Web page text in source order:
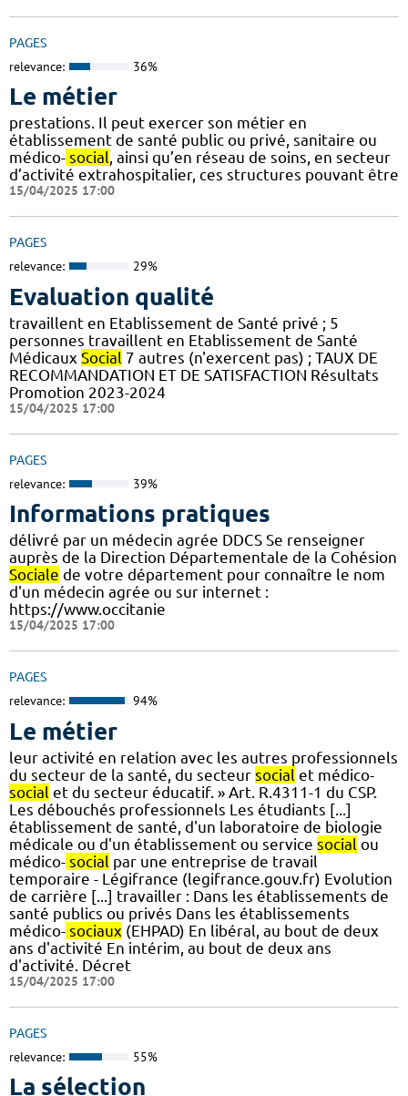
PAGES
relevance: 36%
Le métier
prestations. Il peut exercer son métier en
établissement de santé public ou privé, sanitaire ou
médico- social, ainsi qu’en réseau de soins, en secteur
d’activité extrahospitalier, ces structures pouvant être
15/04/2025 17:00
PAGES
relevance: 29%
Evaluation qualité
travaillent en Etablissement de Santé privé ; 5
personnes travaillent en Etablissement de Santé
Médicaux Social 7 autres (n'exercent pas) ; TAUX DE
RECOMMANDATION ET DE SATISFACTION Résultats
Promotion 2023-2024
15/04/2025 17:00
PAGES
relevance: 39%
Informations pratiques
délivré par un médecin agrée DDCS Se renseigner
auprès de la Direction Départementale de la Cohésion
Sociale de votre département pour connaître le nom
d'un médecin agrée ou sur internet :
https://www.occitanie
15/04/2025 17:00
PAGES
relevance: 94%
Le métier
leur activité en relation avec les autres professionnels
du secteur de la santé, du secteur social et médico-
social et du secteur éducatif. » Art. R.4311-1 du CSP.
Les débouchés professionnels Les étudiants [...]
établissement de santé, d'un laboratoire de biologie
médicale ou d'un établissement ou service social ou
médico- social par une entreprise de travail
temporaire - Légifrance (legifrance.gouv.fr) Evolution
de carrière [...] travailler : Dans les établissements de
santé publics ou privés Dans les établissements
médico- sociaux (EHPAD) En libéral, au bout de deux
ans d'activité En intérim, au bout de deux ans
d'activité. Décret
15/04/2025 17:00
PAGES
relevance: 55%
La sélection